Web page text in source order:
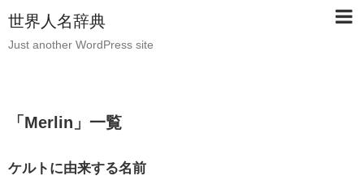
世界人名辞典
Just another WordPress site
「 Merlin 」 一覧
ケルトに由来する名前